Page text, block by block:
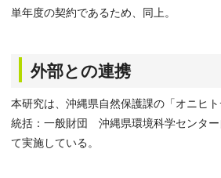
単年度の契約であるため、同上。
外部との連携
本研究は、沖縄県自然保護課の「オニヒ
統括：一般財団 沖縄県環境科学センター
て実施している。